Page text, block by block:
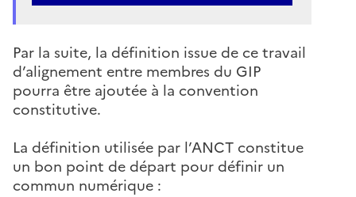
Par la suite, la définition issue de ce travail
d’alignement entre membres du GIP
pourra être ajoutée à la convention
constitutive.
La définition utilisée par l’ANCT constitue
un bon point de départ pour définir un
commun numérique :